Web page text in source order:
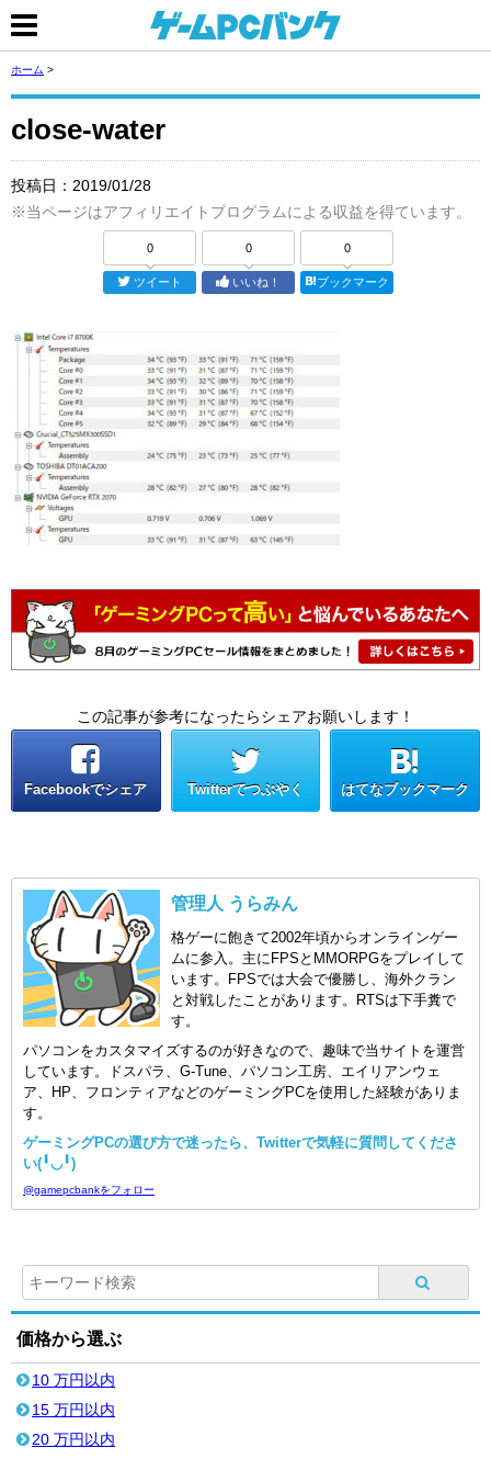
ホーム >
close-water
投稿日： 2019/01/28
※当ページはアフィリエイトプログラムによる収益を得ています。
0
ツイート
0
いいね！
0
ブックマーク
この記事が参考になったらシェアお願いします！
Facebookでシェア Twitterでつぶやく はてなブックマーク
管理人 うらみん
格ゲーに飽きて2002年頃からオンラインゲー
ムに参入。主にFPSとMMORPGをプレイして
います。FPSでは大会で優勝し、海外クラン
と対戦したことがあります。RTSは下手糞で
す。
パソコンをカスタマイズするのが好きなので、趣味で当サイトを運営
しています。ドスパラ、G-Tune、パソコン工房、エイリアンウェ
ア、HP、フロンティアなどのゲーミングPCを使用した経験がありま
す。
ゲーミングPCの選び方で迷ったら、Twitterで気軽に質問してくださ
い(╹◡╹)
@gamepcbankをフォロー
価格から選ぶ
10 万円以内
15 万円以内
20 万円以内